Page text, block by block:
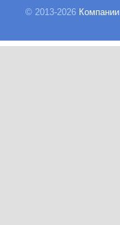
© 2013-2026